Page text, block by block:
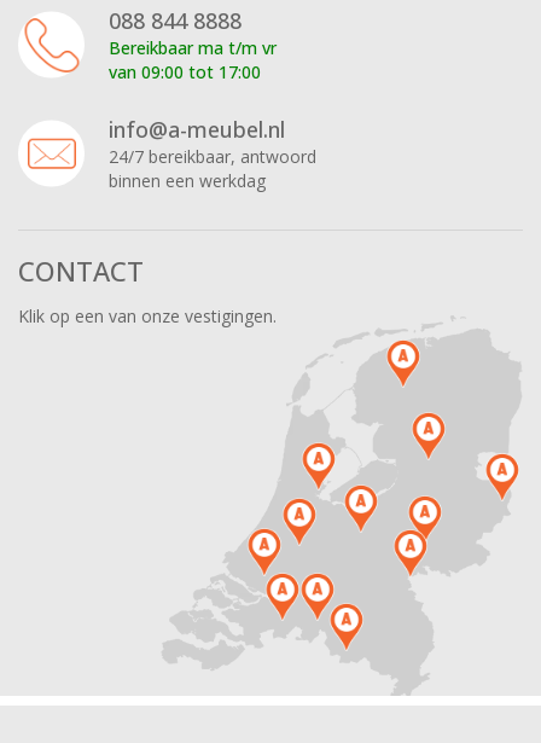
088 844 8888
Bereikbaar ma t/m vr
van 09:00 tot 17:00
info@a-meubel.nl
24/7 bereikbaar, antwoord
binnen een werkdag
CONTACT
Klik op een van onze vestigingen.